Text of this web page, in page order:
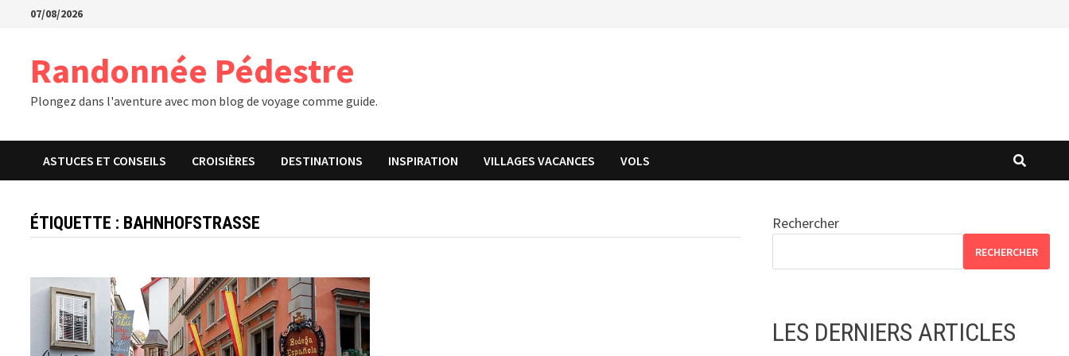
Passer07/08/2026
Randonnée Pédestre
Plongez dans l'aventure avec mon blog de voyage comme guide.
ASTUCES ET CONSEILS CROISIÈRES DESTINATIONS INSPIRATION VILLAGES VACANCES VOLS
ÉTIQUETTE : BAHNHOFSTRASSE Rechercher
RECHERCHER
LES DERNIERS ARTICLES